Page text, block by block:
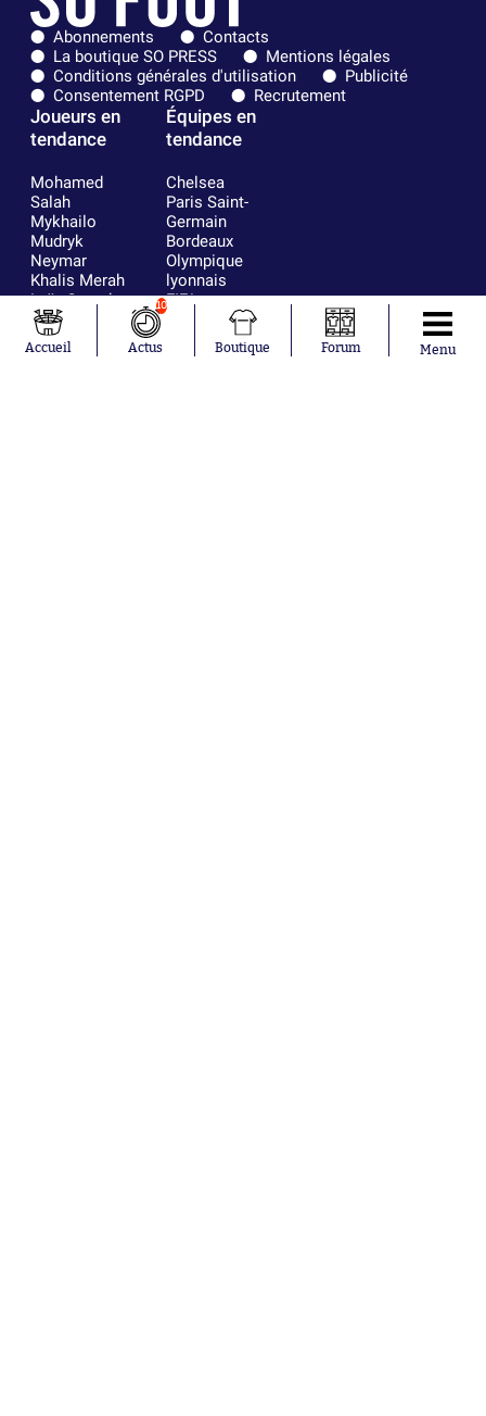
Abonnements
Contacts
La boutique SO PRESS
Mentions légales
Conditions générales d'utilisation
Publicité
Consentement RGPD
Recrutement
Joueurs en
tendance
Mohamed
Salah
Mykhailo
Mudryk
Neymar
Khalis Merah
Loïs Openda
Moussa
Niakhaté
Nicolás
Équipes en
tendance
Chelsea
Paris Saint-
Germain
Bordeaux
Olympique
lyonnais
FIFA
Real Madrid
RC Strasbourg
AC Milan
Accueil
10
Actus Boutique Forum Menu